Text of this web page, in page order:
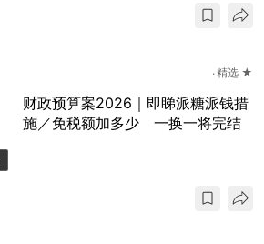
精选 ★
财政预算案2026｜即睇派糖派钱措
施／免税额加多少 一换一将完结